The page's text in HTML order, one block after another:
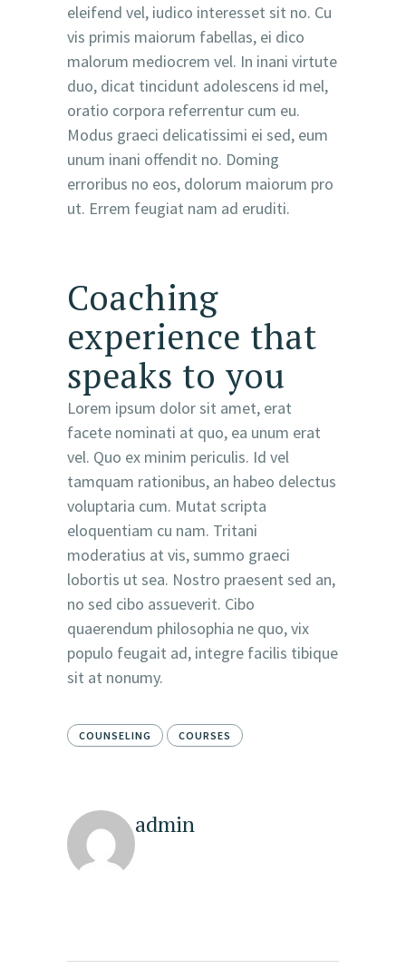
eleifend vel, iudico interesset sit no. Cu
vis primis maiorum fabellas, ei dico
malorum mediocrem vel. In inani virtute
duo, dicat tincidunt adolescens id mel,
oratio corpora referrentur cum eu.
Modus graeci delicatissimi ei sed, eum
unum inani offendit no. Doming
erroribus no eos, dolorum maiorum pro
ut. Errem feugiat nam ad eruditi.
Coaching
experience that
speaks to you
Lorem ipsum dolor sit amet, erat
facete nominati at quo, ea unum erat
vel. Quo ex minim periculis. Id vel
tamquam rationibus, an habeo delectus
voluptaria cum. Mutat scripta
eloquentiam cu nam. Tritani
moderatius at vis, summo graeci
lobortis ut sea. Nostro praesent sed an,
no sed cibo assueverit. Cibo
quaerendum philosophia ne quo, vix
populo feugait ad, integre facilis tibique
sit at nonumy.
COUNSELING COURSES
admin